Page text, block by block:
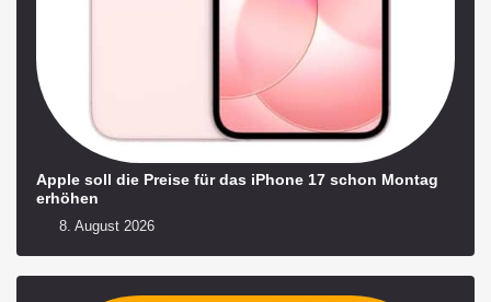
Apple soll die Preise für das iPhone 17 schon Montag
erhöhen
8. August 2026